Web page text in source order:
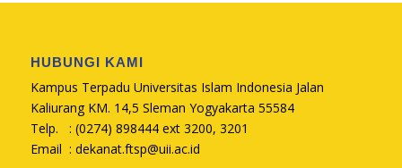
HUBUNGI KAMI
Kampus Terpadu Universitas Islam Indonesia Jalan
Kaliurang KM. 14,5 Sleman Yogyakarta 55584
Telp. : (0274) 898444 ext 3200, 3201
Email : dekanat.ftsp@uii.ac.id